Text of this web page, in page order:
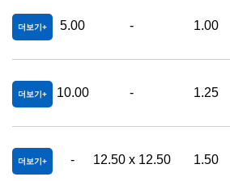
더보기 5.00 - 1.00
더보기 10.00 - 1.25
더보기 - 12.50 x 12.50 1.50